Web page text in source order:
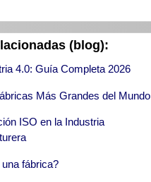
(blog):
4.0: Guía Completa 2026
Más Grandes del Mundo
ISO en la Industria
fábrica?